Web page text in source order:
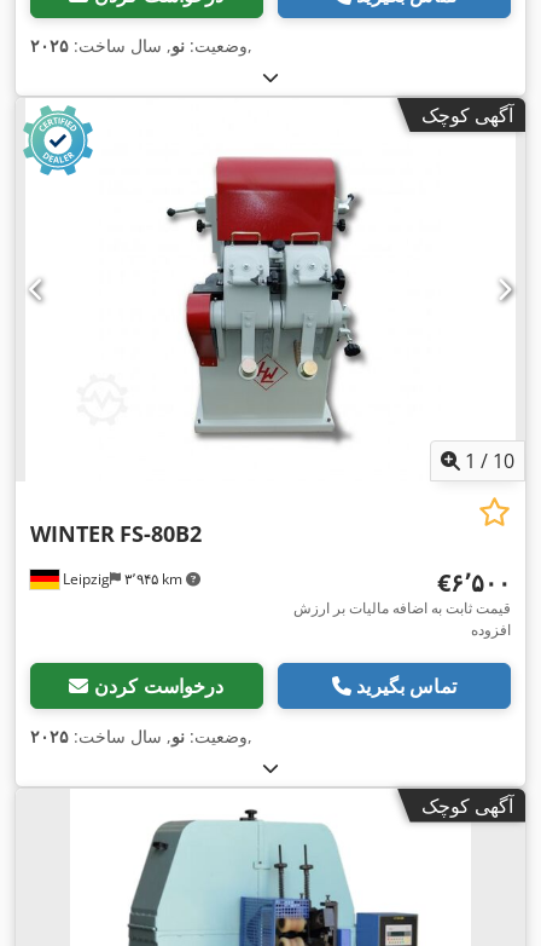
وضعیت: نو, سال ساخت: ۲۰۲۵ ,
آگهی کوچک
1 / 10
Leipzig ۳٬۹۴۵ km
WINTER FS-80B2
‎€۶٬۵۰۰
قیمت ثابت به اضافه مالیات بر ارزش
افزوده
درخواست کردن تماس بگیرید
وضعیت: نو, سال ساخت: ۲۰۲۵ ,
آگهی کوچک